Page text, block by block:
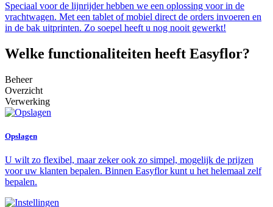
Speciaal voor de lijnrijder hebben we een oplossing voor in de
vrachtwagen. Met een tablet of mobiel direct de orders invoeren en
in de bak uitprinten. Zo soepel heeft u nog nooit gewerkt!
Welke functionaliteiten heeft Easyflor?
Beheer
Overzicht
Verwerking
Opslagen
U wilt zo flexibel, maar zeker ook zo simpel, mogelijk de prijzen
voor uw klanten bepalen. Binnen Easyflor kunt u het helemaal zelf
bepalen.